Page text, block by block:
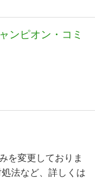
ンピオン・コミ
を変更しておりま
法など、詳しくは